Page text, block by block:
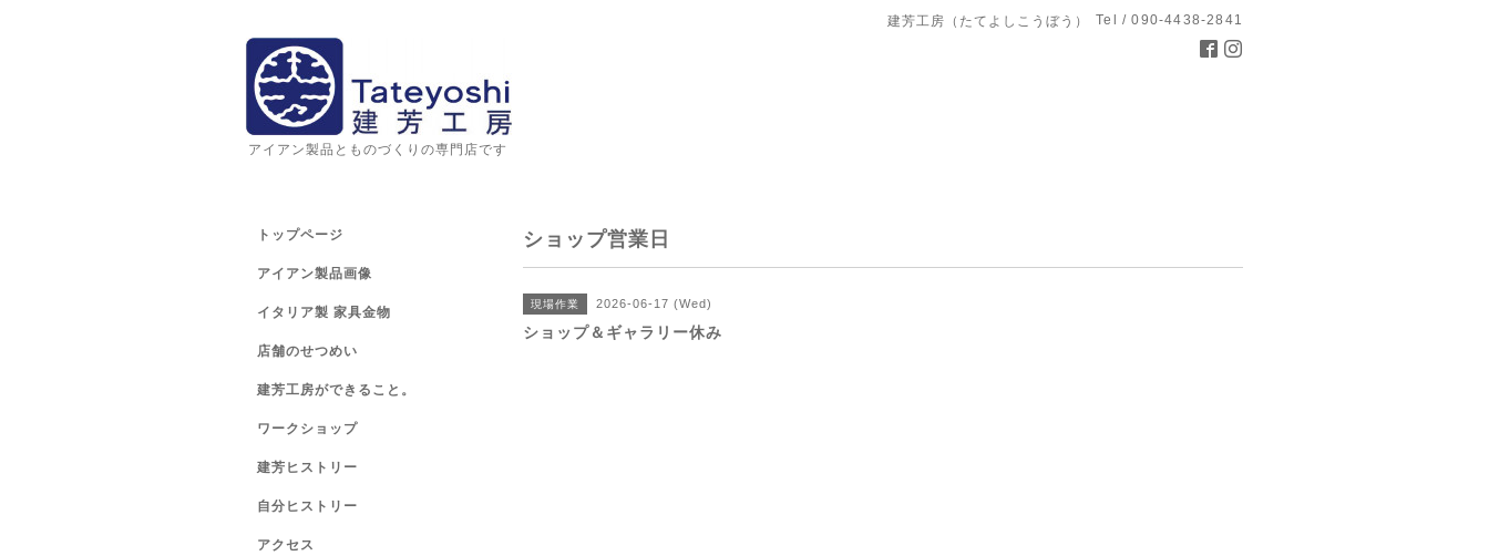
建芳工房（たてよしこうぼう） Tel / 090-4438-2841
アイアン製品とものづくりの専門店です
ショップ営業日
現場作業 2026-06-17 (Wed)
ショップ＆ギャラリー休み
トップページ
アイアン製品画像
イタリア製 家具金物
店舗のせつめい
建芳工房ができること。
ワークショップ
建芳ヒストリー
自分ヒストリー
アクセス